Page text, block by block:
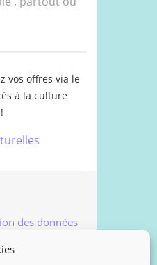
vos offres via le
à la culture
des données